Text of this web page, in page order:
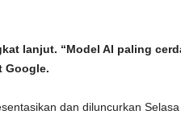
lanjut. “Model AI paling
Google.
dan diluncurkan